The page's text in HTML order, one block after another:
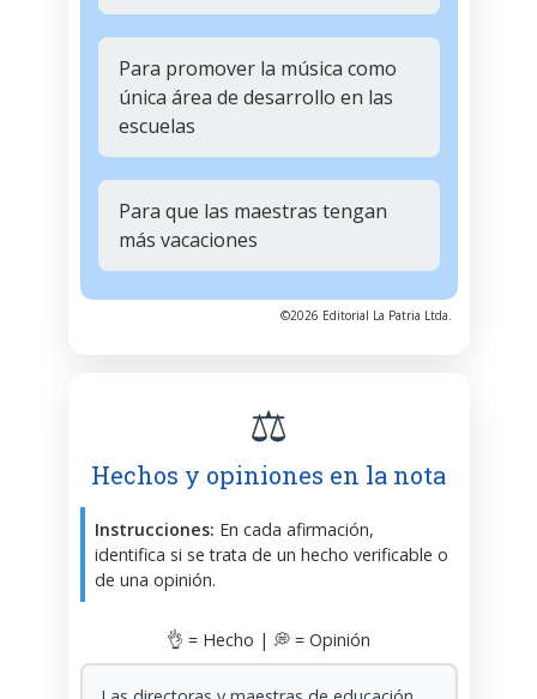
Para promover la música como
única área de desarrollo en las
escuelas
Para que las maestras tengan
más vacaciones
©2026 Editorial La Patria Ltda.
⚖️
Hechos y opiniones en la nota
Instrucciones: En cada afirmación,
identifica si se trata de un hecho verificable o
de una opinión.
👌 = Hecho | 💭 = Opinión